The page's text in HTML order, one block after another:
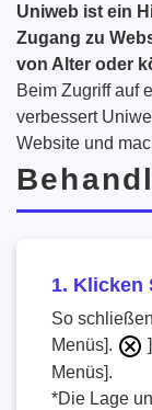
Uniweb ist ein
Zugang zu
von Alter oder
Beim Zugriff auf
verbessert
Website und
1. Klicken
So
Menüs].
Menüs].
*Die Lage